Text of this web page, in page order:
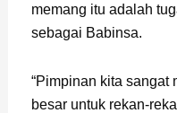
memang itu adalah
sebagai Babinsa.
“Pimpinan kita sangat
besar untuk rekan-